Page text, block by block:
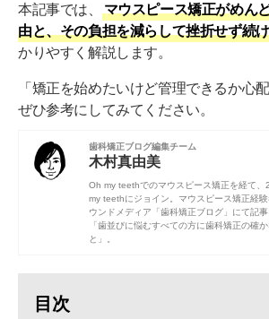
本記事では、
マウスピース矯正がめん
由と、その負担を減らして挫折せず続
かりやすく解説します。
「矯正を始めたいけど管理できるか心
ぜひ参考にしてみてください。
歯科矯正ブログ編集チーム
木村真由美
Oh my teethでのマウスピース矯正を経て
my teethにジョイン。マウスピース矯正経
ウンドメディア「歯科矯正ブログ」にて記
「歯並びに悩むすべての方に歯科矯正の確
と」。
目次